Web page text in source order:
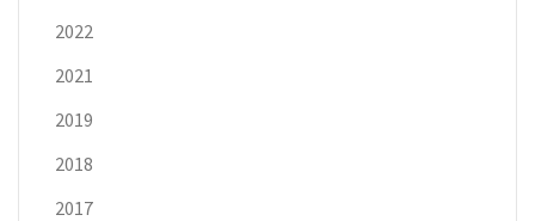
2022
2021
2019
2018
2017